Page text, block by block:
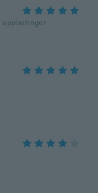
opplastinger